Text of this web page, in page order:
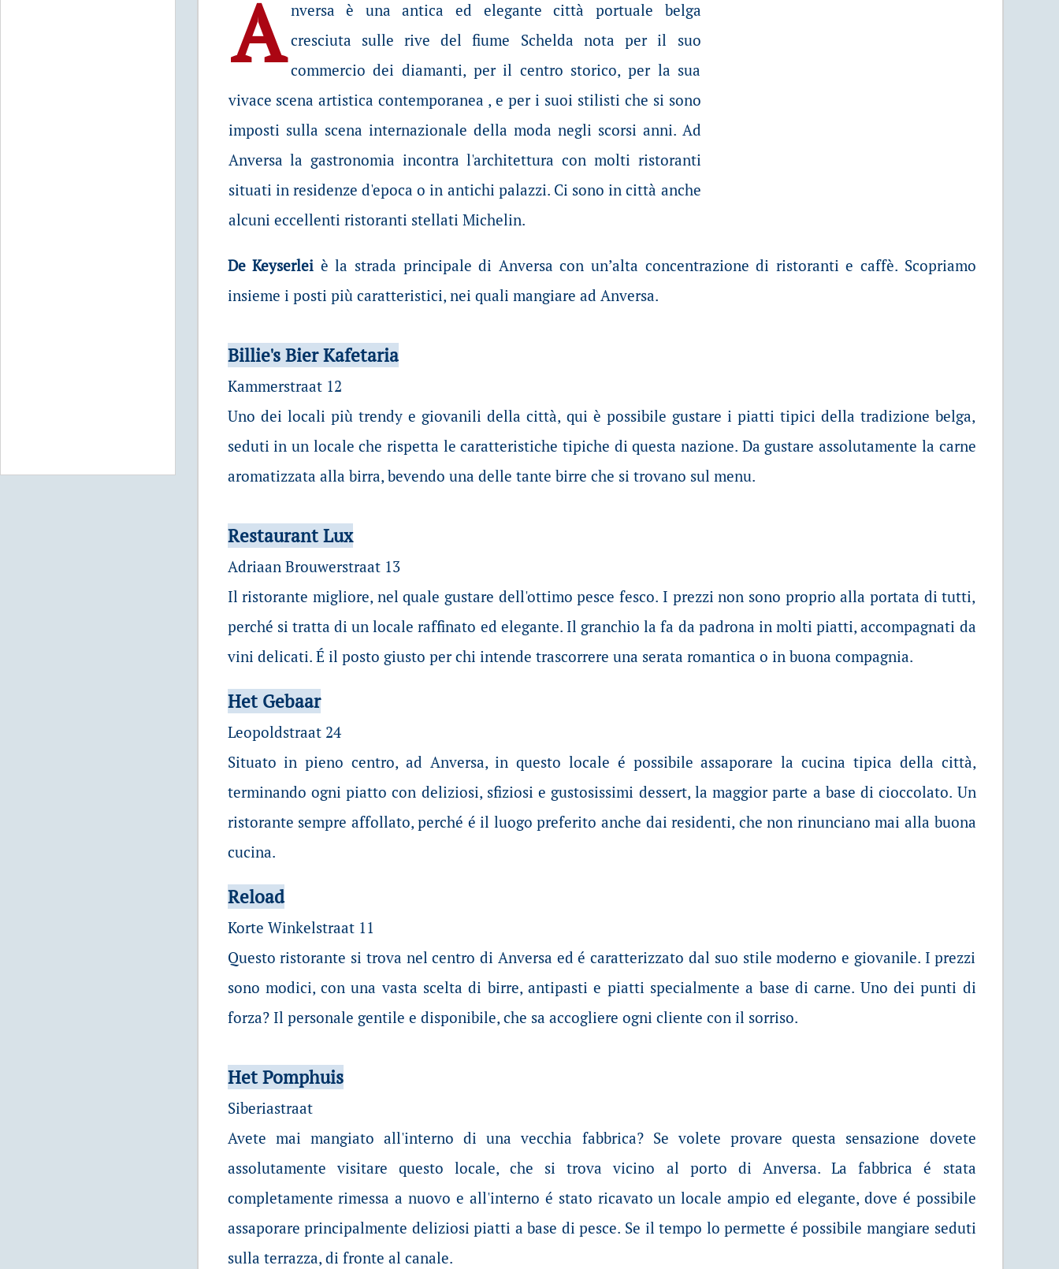
A nversa è una antica ed elegante città portuale belga
cresciuta sulle rive del fiume Schelda nota per il suo
commercio dei diamanti, per il centro storico, per la sua
vivace scena artistica contemporanea , e per i suoi stilisti che si sono
imposti sulla scena internazionale della moda negli scorsi anni. Ad
Anversa la gastronomia incontra l'architettura con molti ristoranti
situati in residenze d'epoca o in antichi palazzi. Ci sono in città anche
alcuni eccellenti ristoranti stellati Michelin.
De Keyserlei è la strada principale di Anversa con un’alta concentrazione di ristoranti e caffè. Scopriamo
insieme i posti più caratteristici, nei quali mangiare ad Anversa.
Billie's Bier Kafetaria
Kammerstraat 12
Uno dei locali più trendy e giovanili della città, qui è possibile gustare i piatti tipici della tradizione belga,
seduti in un locale che rispetta le caratteristiche tipiche di questa nazione. Da gustare assolutamente la carne
aromatizzata alla birra, bevendo una delle tante birre che si trovano sul menu.
Restaurant Lux
Adriaan Brouwerstraat 13
Il ristorante migliore, nel quale gustare dell'ottimo pesce fesco. I prezzi non sono proprio alla portata di tutti,
perché si tratta di un locale raffinato ed elegante. Il granchio la fa da padrona in molti piatti, accompagnati da
vini delicati. É il posto giusto per chi intende trascorrere una serata romantica o in buona compagnia.
Het Gebaar
Leopoldstraat 24
Situato in pieno centro, ad Anversa, in questo locale é possibile assaporare la cucina tipica della città,
terminando ogni piatto con deliziosi, sfiziosi e gustosissimi dessert, la maggior parte a base di cioccolato. Un
ristorante sempre affollato, perché é il luogo preferito anche dai residenti, che non rinunciano mai alla buona
cucina.
Reload
Korte Winkelstraat 11
Questo ristorante si trova nel centro di Anversa ed é caratterizzato dal suo stile moderno e giovanile. I prezzi
sono modici, con una vasta scelta di birre, antipasti e piatti specialmente a base di carne. Uno dei punti di
forza? Il personale gentile e disponibile, che sa accogliere ogni cliente con il sorriso.
Het Pomphuis
Siberiastraat
Avete mai mangiato all'interno di una vecchia fabbrica? Se volete provare questa sensazione dovete
assolutamente visitare questo locale, che si trova vicino al porto di Anversa. La fabbrica é stata
completamente rimessa a nuovo e all'interno é stato ricavato un locale ampio ed elegante, dove é possibile
assaporare principalmente deliziosi piatti a base di pesce. Se il tempo lo permette é possibile mangiare seduti
sulla terrazza, di fronte al canale.